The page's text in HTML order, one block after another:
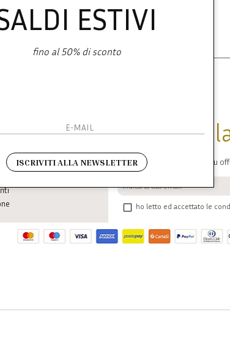
Iscriviti
Sarai sempre aggiornato su
ho letto ed accettato le
ESTIVI
fino al 50% di sconto
ISCRIVITI ALLA NEWSLETTER